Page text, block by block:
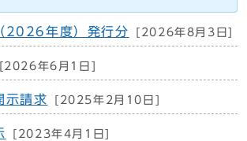
2026年度）発行分 [2026年8月3日]
[2026年6月1日]
示請求 [2025年2月10日]
[2023年4月1日]